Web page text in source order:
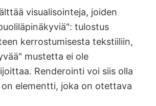
visualisointeja, joiden
tulostus
kerrostumisesta tekstiiliin,
mustetta ei ole
Renderointi voi siis olla
elementti, joka on otettava